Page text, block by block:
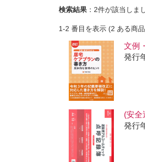
検索結果 ：2件が該当しま
1-2 番目を表示 (2 ある商
文例
ト 改
発行
(安
61-1
発行